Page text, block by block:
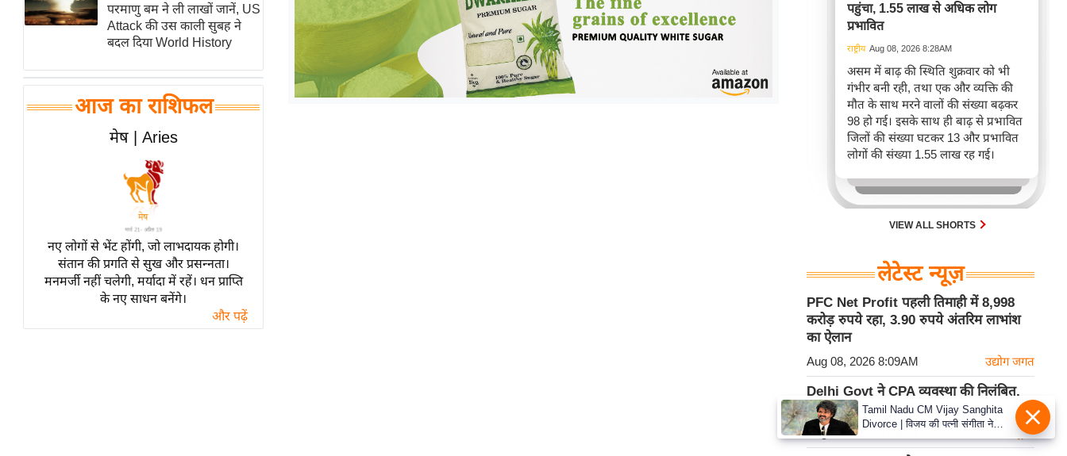
ऑटो वर्ल्ड
न्यूज ब्रीफ
बॉलीवुड
हॉलीवुड
फिल्म समीक्षा
लाइफस्टाइल
टेक्नॉलॉजी
ब्यूटी/फैशन
घरेलू नुस्खे
पर्यटन स्थल
फिटनेस मंत्रा
परमाणु बम ने ली लाखों जानें, US
Attack की उस काली सुबह ने
बदल दिया World History
आज का राशिफल
मेष | Aries
नए लोगों से भेंट होंगी, जो लाभदायक होगी।
संतान की प्रगति से सुख और प्रसन्नता।
मनमर्जी नहीं चलेगी, मर्यादा में रहें। धन प्राप्ति
के नए साधन बनेंगे।
और पढ़ें
पहुंचा, 1.55 लाख से अधिक लोग
प्रभावित
राष्ट्रीय Aug 08, 2026 8:28AM
असम में बाढ़ की स्थिति शुक्रवार को भी
गंभीर बनी रही, तथा एक और व्यक्ति की
मौत के साथ मरने वालों की संख्या बढ़कर
98 हो गई। इसके साथ ही बाढ़ से प्रभावित
जिलों की संख्या घटकर 13 और प्रभावित
लोगों की संख्या 1.55 लाख रह गई।
VIEW ALL SHORTS
लेटेस्ट न्यूज़
PFC Net Profit पहली तिमाही में 8,998
करोड़ रुपये रहा, 3.90 रुपये अंतरिम लाभांश
का ऐलान
Aug 08, 2026 8:09AM उद्योग जगत
Delhi Govt ने CPA व्यवस्था की निलंबित,
अस्पताल अब स्वयं खरीदेंगे दवाएं
Aug 08, 2026 8:08AM राष्ट्रीय
Tamil Nadu CM Vijay Sanghita
Divorce | विजय की पत्नी संगीता ने
वापस ली तलाक की अर्जी, कोर्ट ने मामले
को किया निपटाया